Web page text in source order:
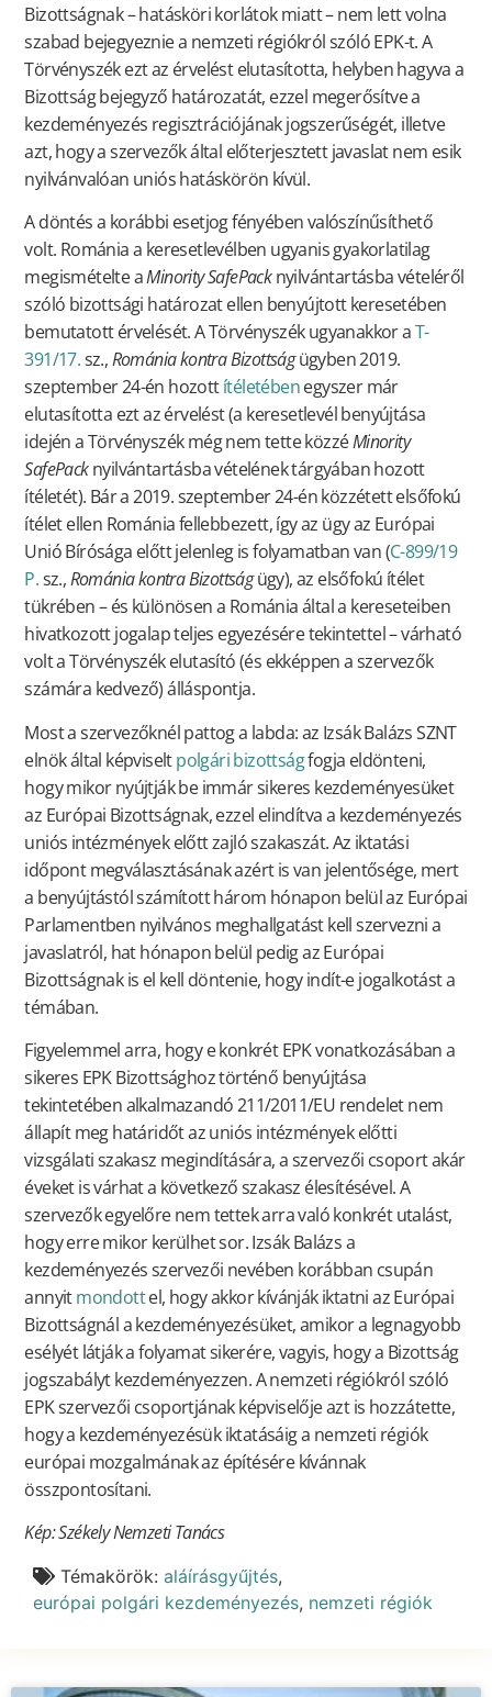
Bizottságnak – hatásköri korlátok miatt – nem lett volna
szabad bejegyeznie a nemzeti régiókról szóló EPK-t. A
Törvényszék ezt az érvelést elutasította, helyben hagyva a
Bizottság bejegyző határozatát, ezzel megerősítve a
kezdeményezés regisztrációjának jogszerűségét, illetve
azt, hogy a szervezők által előterjesztett javaslat nem esik
nyilvánvalóan uniós hatáskörön kívül.
A döntés a korábbi esetjog fényében valószínűsíthető
volt. Románia a keresetlevélben ugyanis gyakorlatilag
megismételte aMinority SafePacknyilvántartásba vételéről
szóló bizottsági határozat ellen benyújtott keresetében
bemutatott érvelését. A Törvényszék ugyanakkor aT-
391/17.sz.,Románia kontra Bizottságügyben 2019.
szeptember 24-én hozottítéletébenegyszer már
elutasította ezt az érvelést (a keresetlevél benyújtása
idején a Törvényszék még nem tette közzéMinority
SafePacknyilvántartásba vételének tárgyában hozott
ítéletét). Bár a 2019. szeptember 24-én közzétett elsőfokú
ítélet ellen Románia fellebbezett, így az ügy az Európai
Unió Bírósága előtt jelenleg is folyamatban van (C-899/19
P.sz.,Románia kontra Bizottságügy), az elsőfokú ítélet
tükrében – és különösen a Románia által a kereseteiben
hivatkozott jogalap teljes egyezésére tekintettel – várható
volt a Törvényszék elutasító (és ekképpen a szervezők
számára kedvező) álláspontja.
Most a szervezőknél pattog a labda: az Izsák Balázs SZNT
elnök által képviseltpolgári bizottságfogja eldönteni,
hogy mikor nyújtják be immár sikeres kezdeményesüket
az Európai Bizottságnak, ezzel elindítva a kezdeményezés
uniós intézmények előtt zajló szakaszát. Az iktatási
időpont megválasztásának azért is van jelentősége, mert
a benyújtástól számított három hónapon belül az Európai
Parlamentben nyilvános meghallgatást kell szervezni a
javaslatról, hat hónapon belül pedig az Európai
Bizottságnak is el kell döntenie, hogy indít-e jogalkotást a
témában.
Figyelemmel arra, hogy e konkrét EPK vonatkozásában a
sikeres EPK Bizottsághoz történő benyújtása
tekintetében alkalmazandó 211/2011/EU rendelet nem
állapít meg határidőt az uniós intézmények előtti
vizsgálati szakasz megindítására, a szervezői csoport akár
éveket is várhat a következő szakasz élesítésével. A
szervezők egyelőre nem tettek arra való konkrét utalást,
hogy erre mikor kerülhet sor. Izsák Balázs a
kezdeményezés szervezői nevében korábban csupán
annyitmondottel, hogy akkor kívánják iktatni az Európai
Bizottságnál a kezdeményezésüket, amikor a legnagyobb
esélyét látják a folyamat sikerére, vagyis, hogy a Bizottság
jogszabályt kezdeményezzen. A nemzeti régiókról szóló
EPK szervezői csoportjának képviselője azt is hozzátette,
hogy a kezdeményezésük iktatásáig a nemzeti régiók
európai mozgalmának az építésére kívánnak
összpontosítani.
Kép: Székely Nemzeti Tanács
Témakörök: aláírásgyűjtés,
európai polgári kezdeményezés, nemzeti régiók